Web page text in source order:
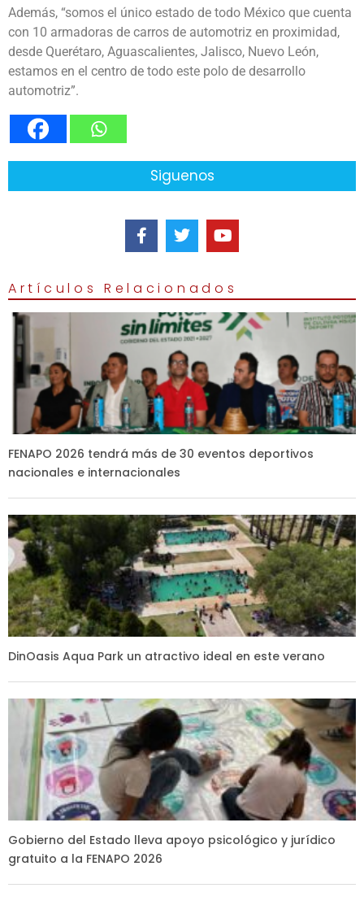
Además, “somos el único estado de todo México que cuenta
con 10 armadoras de carros de automotriz en proximidad,
desde Querétaro, Aguascalientes, Jalisco, Nuevo León,
estamos en el centro de todo este polo de desarrollo
automotriz”.
Siguenos
Artículos Relacionados
FENAPO 2026 tendrá más de 30 eventos deportivos
nacionales e internacionales
DinOasis Aqua Park un atractivo ideal en este verano
Gobierno del Estado lleva apoyo psicológico y jurídico
gratuito a la FENAPO 2026